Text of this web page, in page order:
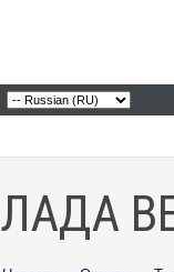
ЛАДА